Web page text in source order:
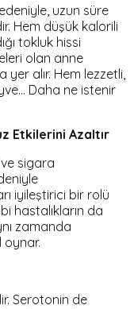
uzun süre
Hem düşük kalorili
tokluk hissi
olan anne
yer alır. Hem lezzetli,
Daha ne istenir
Etkilerini Azaltır
sigara
iyileştirici bir rolü
hastalıkların da
zamanda
oynar.
Serotonin de